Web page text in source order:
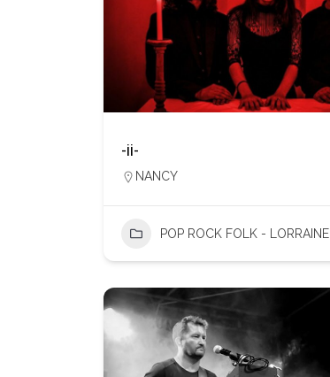
-ii-
NANCY
POP ROCK FOLK - LORRAINE